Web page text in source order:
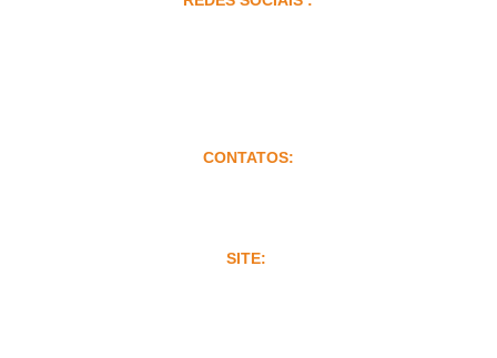
CONTATOS:
SITE: